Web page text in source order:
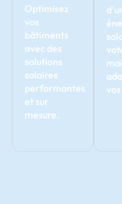
Optimisez
vos
bâtiments
avec des
solutions
solaires
performantes
et sur
mesure.